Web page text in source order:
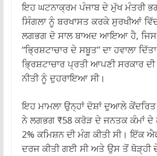
ਇਹ ਘਟਨਾਕ੍ਰਮ ਪੰਜਾਬ ਦੇ ਮੁੱਖ ਮੰਤਰੀ
ਸਿੰਗਲਾ ਨੂੰ ਬਰਖਾਸਤ ਕਰਕੇ ਸੁਰਖੀਆਂ
ਲਗਭਗ ਦੋ ਸਾਲ ਬਾਅਦ ਆਇਆ ਹੈ, ਜਿਸ
“ਭ੍ਰਿਸ਼ਟਾਚਾਰ ਦੇ ਸਬੂਤ” ਦਾ ਹਵਾਲਾ
ਭ੍ਰਿਸ਼ਟਾਚਾਰ ਪ੍ਰਤੀ ਆਪਣੀ ਸਰਕਾਰ
ਨੀਤੀ ਨੂੰ ਦੁਹਰਾਇਆ ਸੀ।
ਇਹ ਮਾਮਲਾ ਉਨ੍ਹਾਂ ਦੋਸ਼ਾਂ ਦੁਆਲੇ ਕੇਂਦਰਿਤ
ਨੇ ਲਗਭਗ ₹58 ਕਰੋੜ ਦੇ ਜਨਤਕ ਕੰਮਾਂ ਦੇ
2% ਕਮਿਸ਼ਨ ਦੀ ਮੰਗ ਕੀਤੀ ਸੀ।
ਦਰਜ ਕੀਤੀ ਗਈ ਸੀ ਅਤੇ ਉਸ ਤੋਂ ਥੋੜ੍ਹੀ